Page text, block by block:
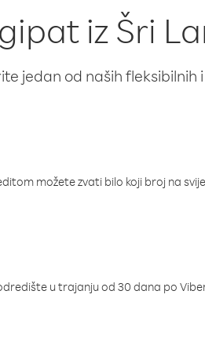
iz Šri
jedan od naših fleksibilnih
možete zvati bilo koji broj na
u trajanju od 30 dana po